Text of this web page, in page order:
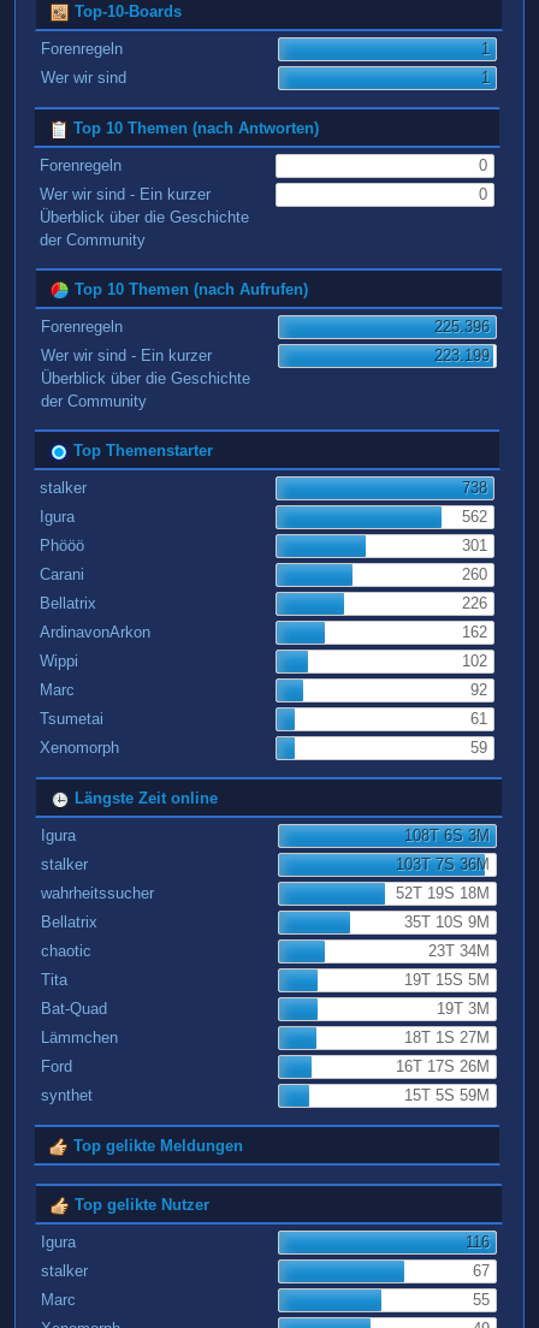
Top-10-Boards
Forenregeln
1
Wer wir sind
1
Top 10 Themen (nach Antworten)
Forenregeln
0
Wer wir sind - Ein kurzer
Überblick über die Geschichte
der Community
0
Top 10 Themen (nach Aufrufen)
Forenregeln
225.396
Wer wir sind - Ein kurzer
Überblick über die Geschichte
der Community
223.199
Top Themenstarter
stalker
738
Igura
562
Phööö
301
Carani
260
Bellatrix
226
ArdinavonArkon
162
Wippi
102
Marc
92
Tsumetai
61
Xenomorph
59
Längste Zeit online
Igura
108T 6S 3M
stalker
103T 7S 36M
wahrheitssucher
52T 19S 18M
Bellatrix
35T 10S 9M
chaotic
23T 34M
Tita
19T 15S 5M
Bat-Quad
19T 3M
Lämmchen
18T 1S 27M
Ford
16T 17S 26M
synthet
15T 5S 59M
Top gelikte Meldungen
Top gelikte Nutzer
Igura
116
stalker
67
Marc
55